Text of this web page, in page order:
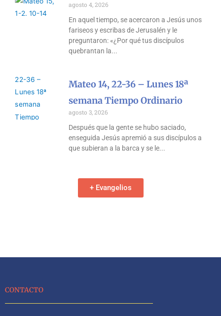
agosto 4, 2026
En aquel tiempo, se acercaron a Jesús unos
fariseos y escribas de Jerusalén y le
preguntaron: «¿Por qué tus discípulos
quebrantan la
Mateo 14, 22-36 – Lunes 18ª
semana Tiempo Ordinario
agosto 3, 2026
Después que la gente se hubo saciado,
enseguida Jesús apremió a sus discípulos a
que subieran a la barca y se le
+ Evangelios
CONTACTO